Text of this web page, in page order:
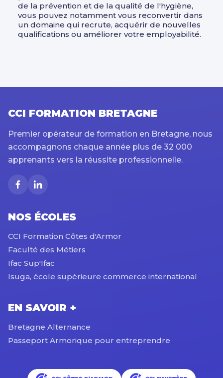
de la prévention et de la qualité de l'hygiène,
vous pouvez notamment vous reconvertir dans
un domaine qui recrute, acquérir de nouvelles
qualifications ou améliorer votre employabilité.
CCI FORMATION BRETAGNE
Premier opérateur de formation en Bretagne, nous
accompagnons chaque année plus de 32 000
apprenants vers la réussite professionnelle.
NOS ÉCOLES
CCI Formation Côtes d'Armor
Faculté des Métiers
Ifac Sup'Ifac
Isuga, école supérieure commerce international
EN SAVOIR +
Bretagne Alternance
Passeport Armorique pour entreprendre